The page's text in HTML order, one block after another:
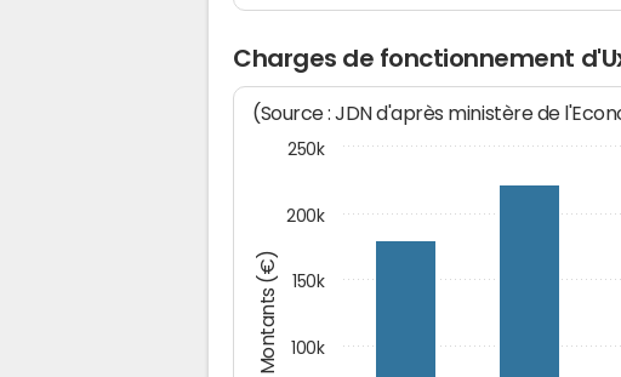
Charges de fonctionnement
Montants (€)
(Source : JDN d'après ministère de
100k
150k
200k
250k